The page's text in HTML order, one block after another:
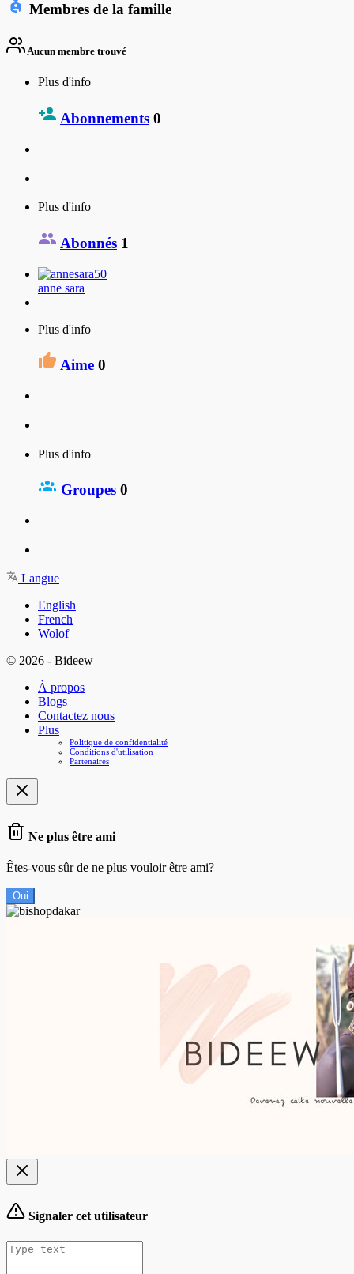
Membres de la famille
Aucun membre trouvé
Plus d'info
Abonnements 0
Plus d'info
Abonnés 1
anne sara
Plus d'info
Aime 0
Plus d'info
Groupes 0
Langue
English
French
Wolof
© 2026 - Bideew
À propos
Blogs
Contactez nous
Plus
Politique de confidentialité
Conditions d'utilisation
Partenaires
Ne plus être ami
Êtes-vous sûr de ne plus vouloir être ami?
Oui
Signaler cet utilisateur